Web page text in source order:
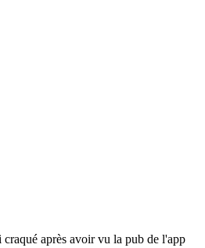
après avoir vu la pub de l'app